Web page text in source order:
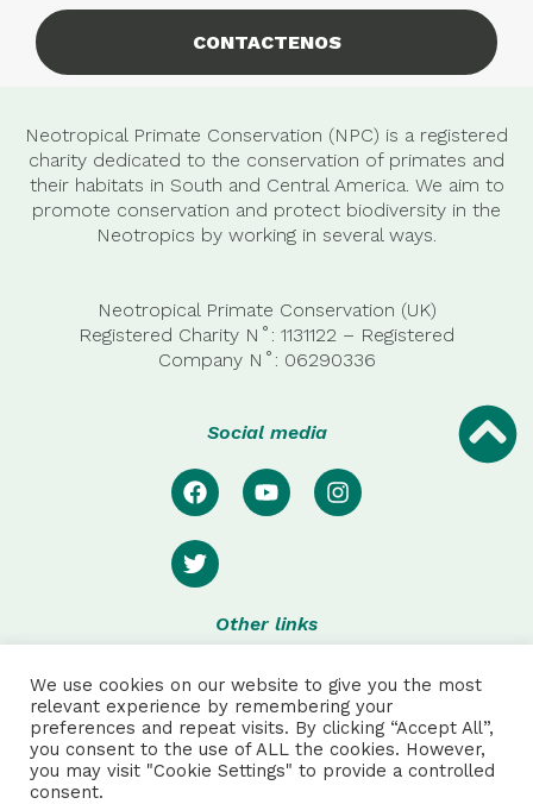
CONTACTENOS
Neotropical Primate Conservation (NPC) is a registered
charity dedicated to the conservation of primates and
their habitats in South and Central America. We aim to
promote conservation and protect biodiversity in the
Neotropics by working in several ways.
Neotropical Primate Conservation (UK)
Registered Charity N˚: 1131122 – Registered
Company N˚: 06290336
Social media
Other links
Privacy
Disclaimer
Special thanks to:
Julie Pretot and Anthonin Sautet for web and product
We use cookies on our website to give you the most
relevant experience by remembering your
preferences and repeat visits. By clicking “Accept All”,
you consent to the use of ALL the cookies. However,
you may visit "Cookie Settings" to provide a controlled
consent.